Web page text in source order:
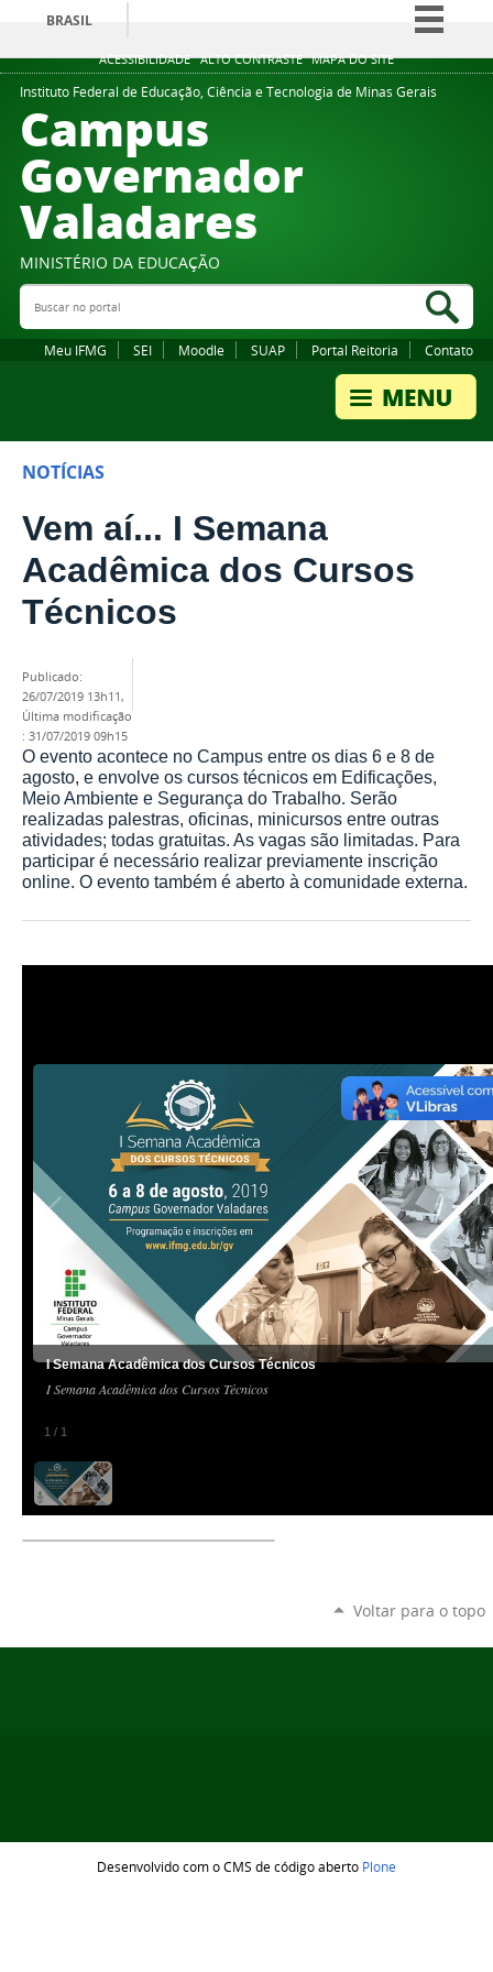
ACESSIBILIDADE ALTO CONTRASTE MAPA DO SITE
BRASIL
Simplifique!
Comunica BR
Instituto Federal de Educação, Ciência e Tecnologia de Minas Gerais
Campus
Governador
Valadares
MINISTÉRIO DA EDUCAÇÃO
Buscar no portal
Meu IFMG SEI Moodle SUAP Portal Reitoria Contato
NOTÍCIAS
Vem aí... I Semana
Acadêmica dos Cursos
Técnicos
publicado:
26/07/2019 13h11,
última modificação
: 31/07/2019 09h15
O evento acontece no Campus entre os dias 6 e 8 de
agosto, e envolve os cursos técnicos em Edificações,
Meio Ambiente e Segurança do Trabalho. Serão
realizadas palestras, oficinas, minicursos entre outras
atividades; todas gratuitas. As vagas são limitadas. Para
participar é necessário realizar previamente inscrição
online. O evento também é aberto à comunidade externa.
1 / 1
I Semana Acadêmica dos Cursos Técnicos
I Semana Acadêmica dos Cursos Técnicos
Voltar para o topo
Desenvolvido com o CMS de código aberto Plone